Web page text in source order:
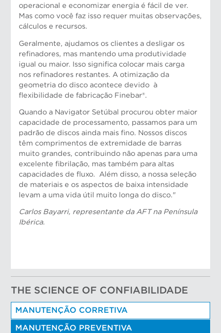
operacional e economizar energia é fácil de ver.
Mas como você faz isso requer muitas observações,
cálculos e recursos.
Geralmente, ajudamos os clientes a desligar os
refinadores, mas mantendo uma produtividade
igual ou maior. Isso significa colocar mais carga
nos refinadores restantes. A otimização da
geometria do disco acontece devido à
flexibilidade de fabricação Finebar®.
Quando a Navigator Setúbal procurou obter maior
capacidade de processamento, passamos para um
padrão de discos ainda mais fino. Nossos discos
têm comprimentos de extremidade de barras
muito grandes, contribuindo não apenas para uma
excelente fibrilação, mas também para altas
capacidades de fluxo. Além disso, a nossa seleção
de materiais e os aspectos de baixa intensidade
levam a uma vida útil muito longa do disco."
Carlos Bayarri, representante da AFT na Península
Ibérica.
Bulent Sendag, Representante da AFT, Turquia
THE SCIENCE OF CONFIABILIDADE
MANUTENÇÃO CORRETIVA
MANUTENÇÃO PREVENTIVA